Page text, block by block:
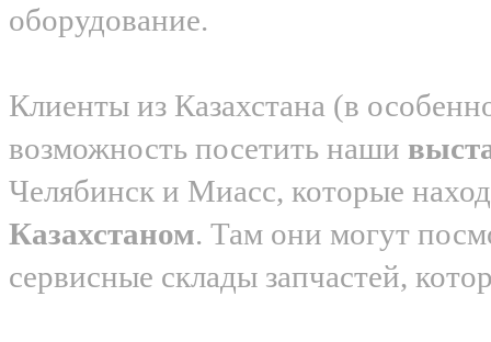
оборудование.
Клиенты из Казахстана (в
возможность посетить наши
Челябинск и Миасс, которые
Казахстаном. Там они могут
сервисные склады запчастей,